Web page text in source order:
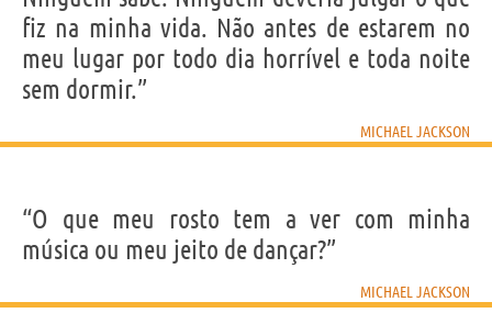
fiz na minha vida. Não antes de estarem no
meu lugar por todo dia horrível e toda noite
sem dormir.”
MICHAEL JACKSON
“O que meu rosto tem a ver com minha
música ou meu jeito de dançar?”
MICHAEL JACKSON